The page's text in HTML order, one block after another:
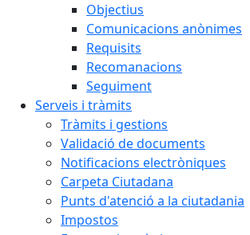
Objectius
Comunicacions anònimes
Requisits
Recomanacions
Seguiment
Serveis i tràmits
Tràmits i gestions
Validació de documents
Notificacions electròniques
Carpeta Ciutadana
Punts d'atenció a la ciutadania
Impostos